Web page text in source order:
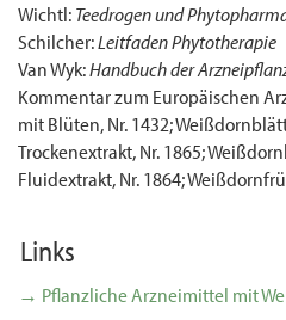
Wichtl:Teedrogen und
Schilcher:Leitfaden Phytotherapie
Van Wyk:Handbuch der
Kommentar zum Europäischen
mit Blüten, Nr. 1432;
Trockenextrakt, Nr. 1865;
Fluidextrakt, Nr. 1864;
Links
→ Pflanzliche Arzneimittel mit